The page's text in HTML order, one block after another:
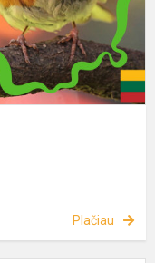
Plačiau